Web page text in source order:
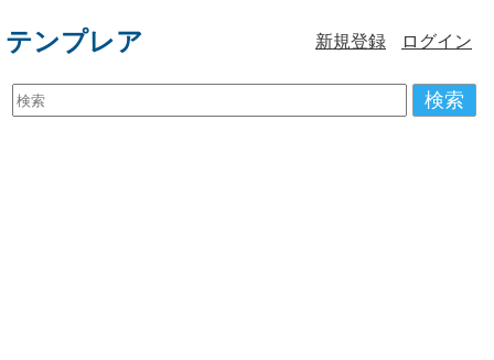
テンプレア 新規登録 ログイン
検索